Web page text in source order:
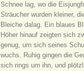
Schnee lag, wo die
Sträucher wurden kleiner,
Bleiche dalag. Ein blaues
Höher hinauf zeigten sich
genug, um sich seines
wuchs. Ruhig gingen die
sich rings um ihn, und